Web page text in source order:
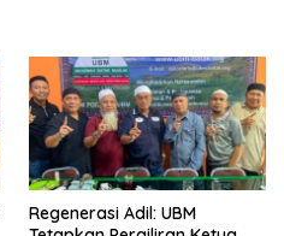
Regenerasi Adil: UBM